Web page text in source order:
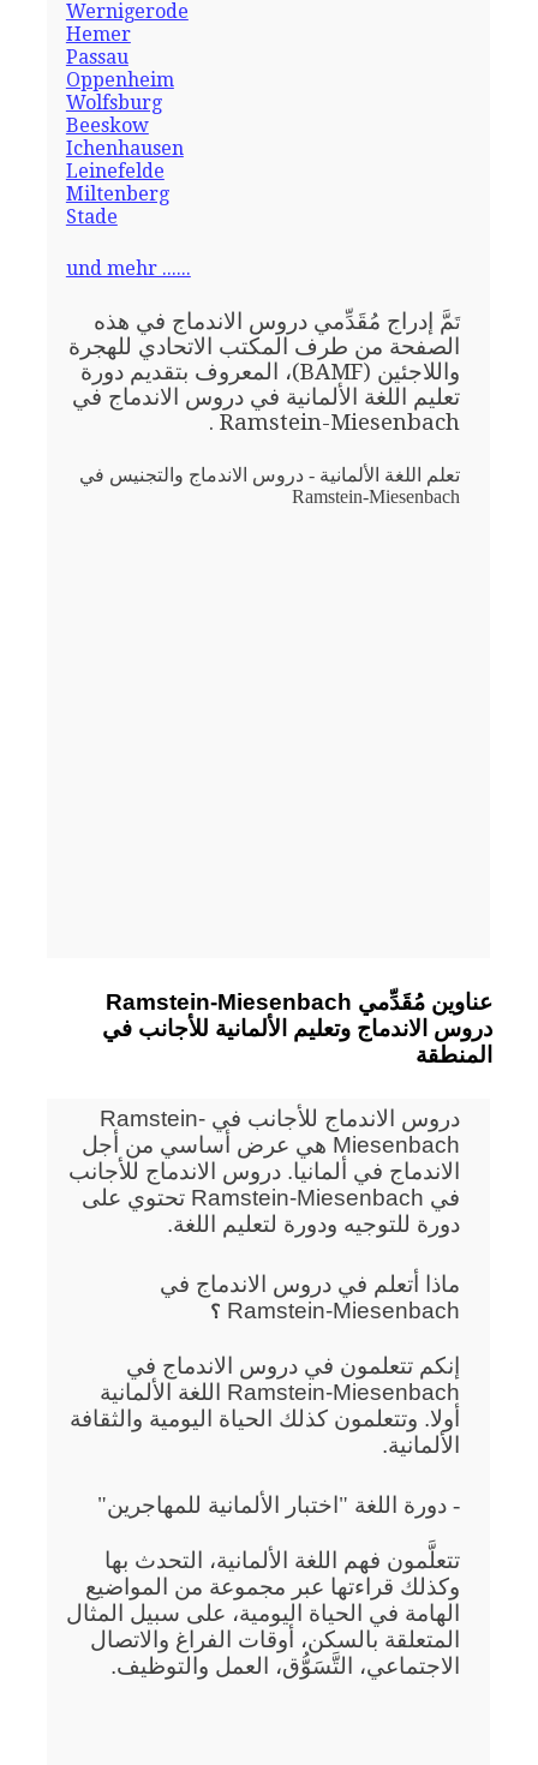
Wernigerode
Hemer
Passau
Oppenheim
Wolfsburg
Beeskow
Ichenhausen
Leinefelde
Miltenberg
Stade
und mehr ......
تَمَّ إدراج مُقَدِّمي دروس الاندماج في هذه
الصفحة من طرف المكتب الاتحادي للهجرة
واللاجئين (BAMF)، المعروف بتقديم دورة
تعليم اللغة الألمانية في دروس الاندماج في
Ramstein-Miesenbach .
تعلم اللغة الألمانية - دروس الاندماج والتجنيس في
Ramstein-Miesenbach
Ramstein-Miesenbach عناوين مُقَدِّمي
دروس الاندماج وتعليم الألمانية للأجانب في
المنطقة
دروس الاندماج للأجانب في Ramstein-
Miesenbach هي عرض أساسي من أجل
الاندماج في ألمانيا. دروس الاندماج للأجانب
في Ramstein-Miesenbach تحتوي على
دورة للتوجيه ودورة لتعليم اللغة.
ماذا أتعلم في دروس الاندماج في
Ramstein-Miesenbach ؟
إنكم تتعلمون في دروس الاندماج في
Ramstein-Miesenbach اللغة الألمانية
أولا. وتتعلمون كذلك الحياة اليومية والثقافة
الألمانية.
- دورة اللغة "اختبار الألمانية للمهاجرين"
تتعلَّمون فهم اللغة الألمانية، التحدث بها
وكذلك قراءتها عبر مجموعة من المواضيع
الهامة في الحياة اليومية، على سبيل المثال
المتعلقة بالسكن، أوقات الفراغ والاتصال
الاجتماعي، التَّسَوُّق، العمل والتوظيف.